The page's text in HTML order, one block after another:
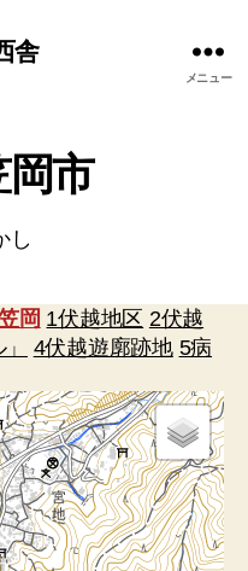
舎
メニュー
岡市
し
岡 1伏越地区 2伏越
4伏越遊廓跡地 5病